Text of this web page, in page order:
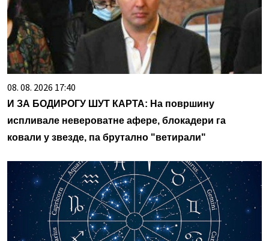
08. 08. 2026 17:40
И ЗА БОДИРОГУ ШУТ КАРТА: На површину
испливале невероватне афере, блокадери га
ковали у звезде, па брутално "ветирали"